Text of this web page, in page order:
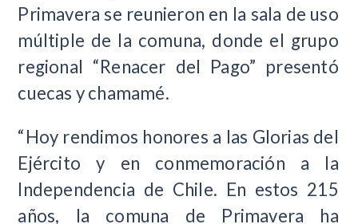
Primavera se reunieron en la sala de uso
múltiple de la comuna, donde el grupo
regional “Renacer del Pago” presentó
cuecas y chamamé.
“Hoy rendimos honores a las Glorias del
Ejército y en conmemoración a la
Independencia de Chile. En estos 215
años, la comuna de Primavera ha